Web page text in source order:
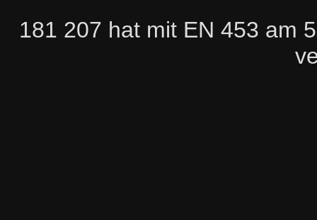
181 207 hat mit EN 453 am